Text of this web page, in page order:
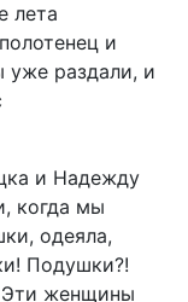
лета
и
уже раздали, и
и Надежду
когда мы
одеяла,
Подушки?!
Эти женщины